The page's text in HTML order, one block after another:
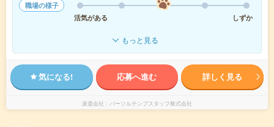
職場の様子
活気がある
しずか
もっと見る
気になる! 応募へ進む 詳しく見る
派遣会社 パーソルテンプスタッフ株式会社